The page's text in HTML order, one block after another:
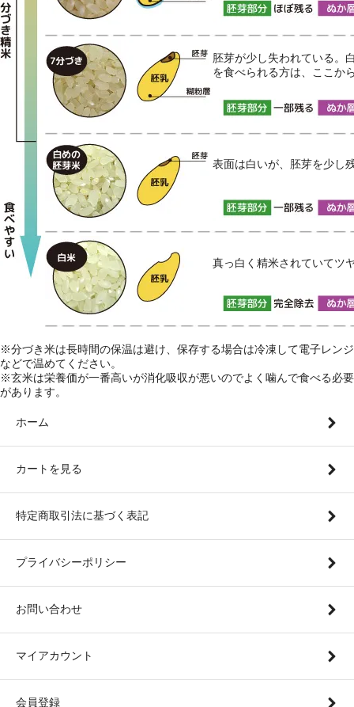
胚芽が少し失われている。
を食べられる方は、ここか
表面は白いが、胚芽を少し
真っ白く精米されていてツ
※分づき米は長時間の保温は避け、保存する場合は冷凍して電子レンジ
などで温めてください。
※玄米は栄養価が一番高いが消化吸収が悪いのでよく噛んで食べる必要
があります。
ホーム
カートを見る
特定商取引法に基づく表記
プライバシーポリシー
お問い合わせ
マイアカウント
会員登録